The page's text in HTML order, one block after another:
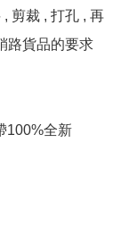
剪裁 , 打孔 , 再
路貨品的要求
100%全新